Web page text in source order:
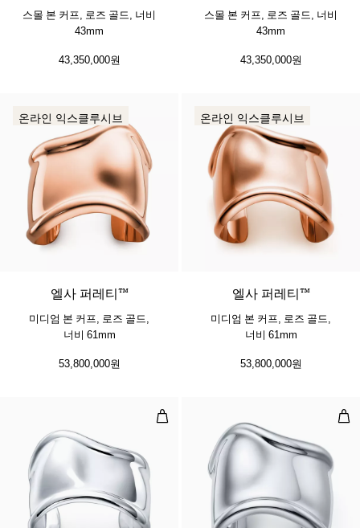
스몰 본 커프, 로즈 골드, 너비
43mm
43,350,000원
스몰 본 커프, 로즈 골드, 너비
43mm
43,350,000원
온라인 익스클루시브
엘사 퍼레티™
미디엄 본 커프, 로즈 골드,
너비 61mm
53,800,000원
온라인 익스클루시브
엘사 퍼레티™
미디엄 본 커프, 로즈 골드,
너비 61mm
53,800,000원
스몰 본 커프, 스털링 실버, 너비 미